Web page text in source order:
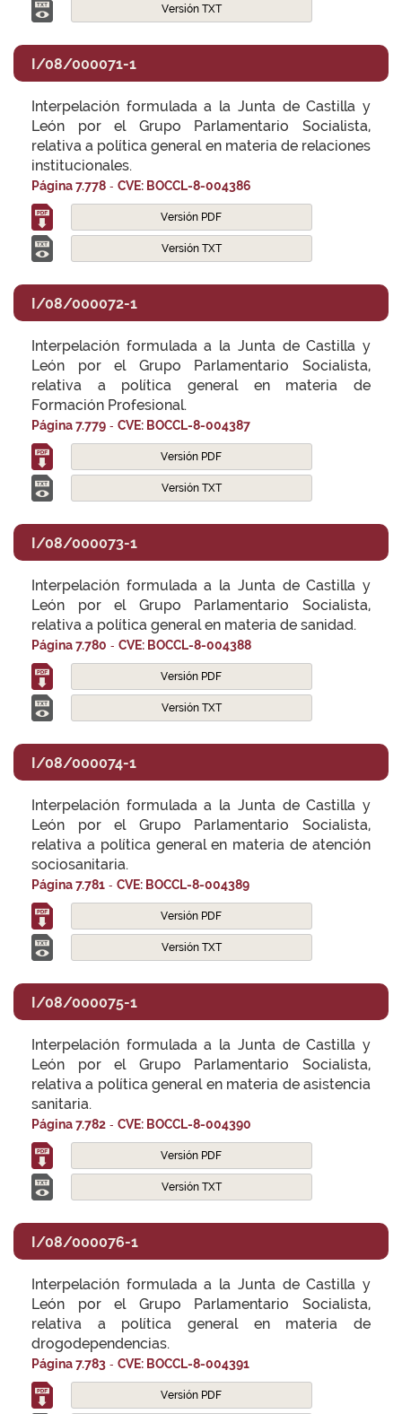
Versión TXT
I/08/000071-1
Interpelación formulada a la Junta de Castilla y
León por el Grupo Parlamentario Socialista,
relativa a política general en materia de relaciones
institucionales.
Página 7.778 - CVE: BOCCL-8-004386
Versión PDF
Versión TXT
I/08/000072-1
Interpelación formulada a la Junta de Castilla y
León por el Grupo Parlamentario Socialista,
relativa a política general en materia de
Formación Profesional.
Página 7.779 - CVE: BOCCL-8-004387
Versión PDF
Versión TXT
I/08/000073-1
Interpelación formulada a la Junta de Castilla y
León por el Grupo Parlamentario Socialista,
relativa a política general en materia de sanidad.
Página 7.780 - CVE: BOCCL-8-004388
Versión PDF
Versión TXT
I/08/000074-1
Interpelación formulada a la Junta de Castilla y
León por el Grupo Parlamentario Socialista,
relativa a política general en materia de atención
sociosanitaria.
Página 7.781 - CVE: BOCCL-8-004389
Versión PDF
Versión TXT
I/08/000075-1
Interpelación formulada a la Junta de Castilla y
León por el Grupo Parlamentario Socialista,
relativa a política general en materia de asistencia
sanitaria.
Página 7.782 - CVE: BOCCL-8-004390
Versión PDF
Versión TXT
I/08/000076-1
Interpelación formulada a la Junta de Castilla y
León por el Grupo Parlamentario Socialista,
relativa a política general en materia de
drogodependencias.
Página 7.783 - CVE: BOCCL-8-004391
Versión PDF